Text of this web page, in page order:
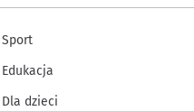
Sport
Edukacja
Dla dzieci